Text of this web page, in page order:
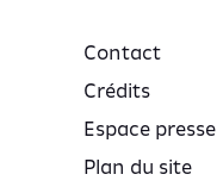
Contact
Crédits
Espace presse
Plan du site